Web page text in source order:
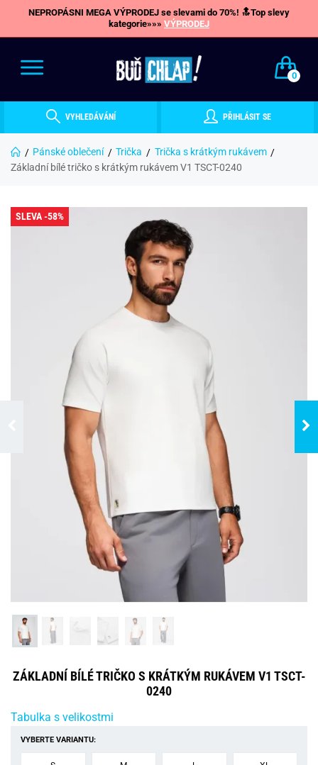
NEPROPÁSNI MEGA VÝPRODEJ se slevami do 70%! 🔝Top slevy
kategorie»»» VÝPRODEJ
0
VYHLEDÁVÁNÍ PŘIHLÁSIT SE
Pánské oblečení Trička
Trička s krátkým rukávem
Základní bílé tričko s krátkým rukávem V1 TSCT-0240
SLEVA -58%
ZÁKLADNÍ BÍLÉ TRIČKO S KRÁTKÝM RUKÁVEM V1 TSCT-
0240
Tabulka s velikostmi
VYBERTE VARIANTU: